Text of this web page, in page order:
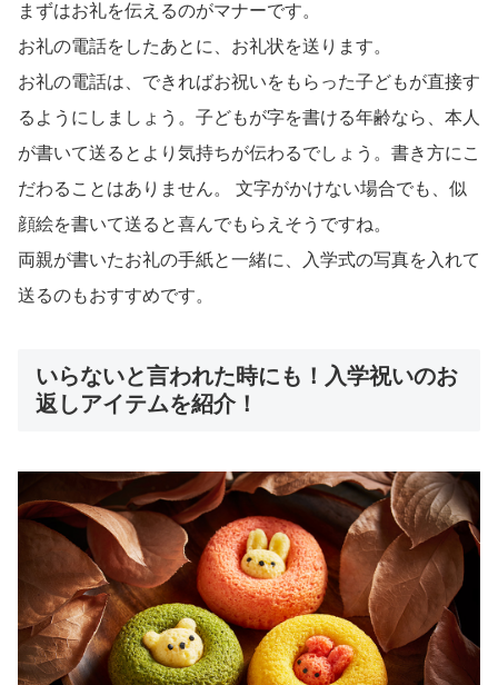
まずはお礼を伝えるのがマナーです。
お礼の電話をしたあとに、お礼状を送ります。
お礼の電話は、できればお祝いをもらった子どもが直接す
るようにしましょう。子どもが字を書ける年齢なら、本人
が書いて送るとより気持ちが伝わるでしょう。書き方にこ
だわることはありません。 文字がかけない場合でも、似
顔絵を書いて送ると喜んでもらえそうですね。
両親が書いたお礼の手紙と一緒に、入学式の写真を入れて
送るのもおすすめです。
いらないと言われた時にも！入学祝いのお
返しアイテムを紹介！